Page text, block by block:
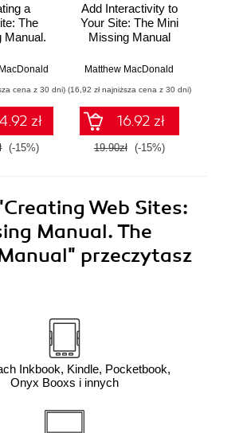
a
The
Manual.
cena z 30 dni)
zł
(-15%)
Add Interactivity to
Your Site: The Mini
Missing Manual
Matthew MacDonald
(16,92 zł najniższa cena z 30 dni)
16.92 zł
19.90zł (-15%)
Web Sites:
Manual. The
przeczytasz
Inkbook, Kindle, Pocketbook,
Onyx Booxs i innych